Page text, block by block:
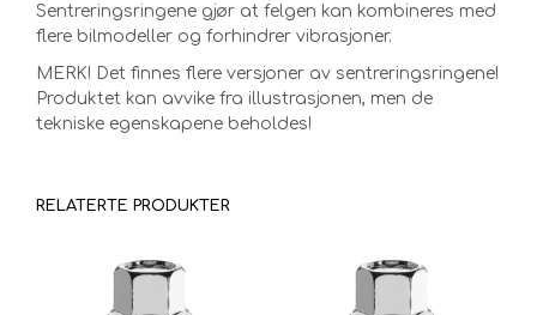
Sentreringsringene gjør at felgen kan kombineres med
flere bilmodeller og forhindrer vibrasjoner.
MERK! Det finnes flere versjoner av sentreringsringene!
Produktet kan avvike fra illustrasjonen, men de
tekniske egenskapene beholdes!
RELATERTE PRODUKTER